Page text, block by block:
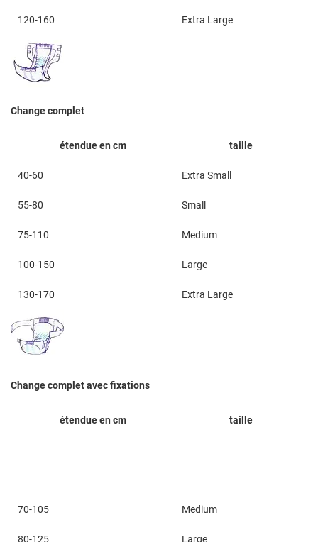
120-160 Extra Large
Change complet
étendue en cm taille
40-60 Extra Small
55-80 Small
75-110 Medium
100-150 Large
130-170 Extra Large
Change complet avec fixations
étendue en cm taille
70-105 Medium
80-125 Large